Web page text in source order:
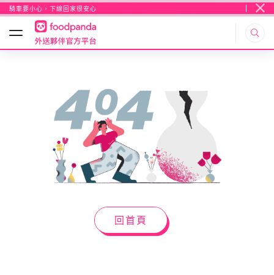
騎車要小心，下線回家很安心
騎車要小心，下線回家很安心
回首頁